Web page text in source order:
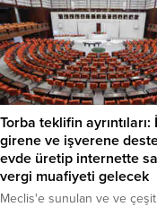
Torba teklifin ayrıntıları:
girene ve işverene
evde üretip internette
vergi muafiyeti gelecek
Meclis'e sunulan ve ve